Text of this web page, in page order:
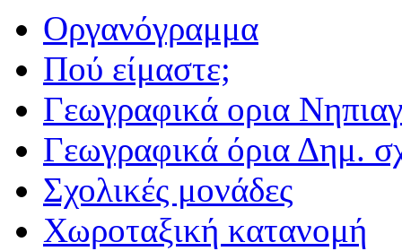
Οργανόγραμμα
Πού είμαστε;
Γεωγραφικά ορια
Γεωγραφικά όρια Δημ.
Σχολικές μονάδες
Χωροταξική κατανομή